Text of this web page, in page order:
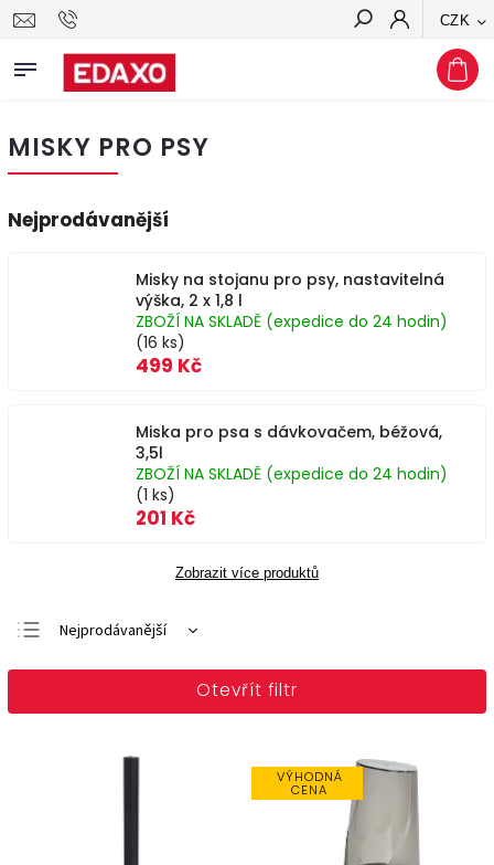
CZK
Hledat
MISKY PRO PSY
Nejprodávanější
Misky na stojanu pro psy, nastavitelná
výška, 2 x 1,8 l
ZBOŽÍ NA SKLADĚ (expedice do 24 hodin)
(16 ks)
499 Kč
Miska pro psa s dávkovačem, béžová,
3,5l
ZBOŽÍ NA SKLADĚ (expedice do 24 hodin)
(1 ks)
201 Kč
Zobrazit více produktů
Doporučujeme
Nejprodávanější
Otevřít filtr
VÝHODNÁ
CENA